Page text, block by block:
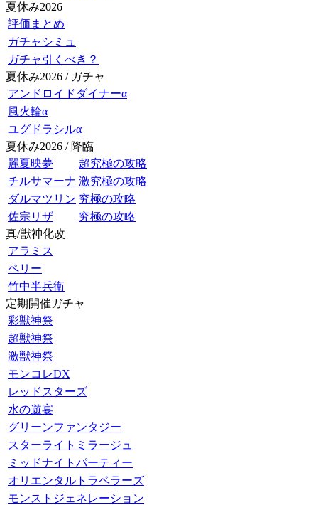
夏休み2026
評価まとめ
ガチャシミュ
ガチャ引くべき？
夏休み2026 / ガチャ
アンドロイドダイナーα
風火輪α
ユグドラシルα
夏休み2026 / 降臨
麗夏映夢
超究極の攻略
チルサマーナ 激究極の攻略
ダルマツリン 究極の攻略
佐宗リザ
究極の攻略
真/獣神化改
アラミス
ペリー
竹中半兵衛
定期開催ガチャ
彩獣神祭
超獣神祭
激獣神祭
モンコレDX
レッドスターズ
水の遊宴
グリーンファンタジー
スターライトミラージュ
ミッドナイトパーティー
オリエンタルトラベラーズ
モンストジェネレーション